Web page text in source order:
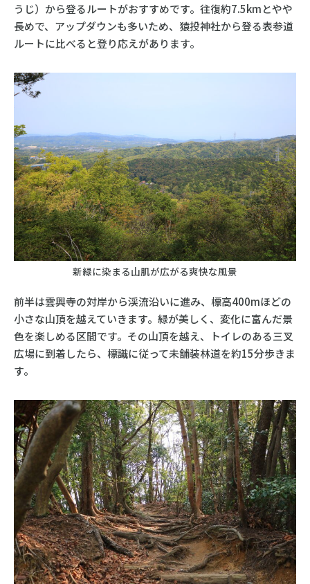
うじ）から登るルートがおすすめです。往復約7.5kmとやや
長めで、アップダウンも多いため、猿投神社から登る表参道
ルートに比べると登り応えがあります。
新緑に染まる山肌が広がる爽快な風景
前半は雲興寺の対岸から渓流沿いに進み、標高400mほどの
小さな山頂を越えていきます。緑が美しく、変化に富んだ景
色を楽しめる区間です。その山頂を越え、トイレのある三叉
広場に到着したら、標識に従って未舗装林道を約15分歩きま
す。